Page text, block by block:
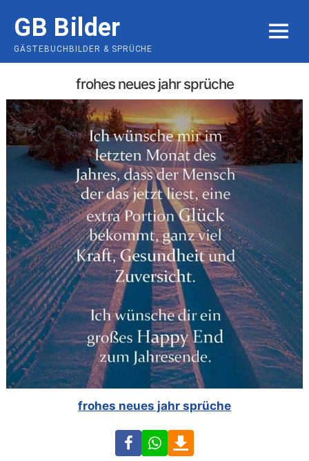
content
GB Bilder
GÄSTEBUCHBILDER & SPRÜCHE
MENU
frohes neues jahr sprüche
frohes neues jahr sprüche
FacebookWhatsApp